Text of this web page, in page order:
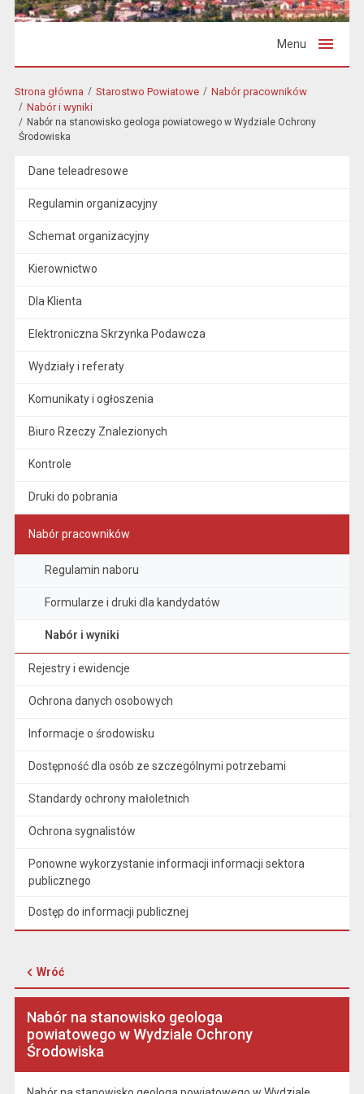
Menu
Strona główna Starostwo Powiatowe
Nabór pracowników
Nabór i wyniki
Nabór na stanowisko geologa powiatowego w Wydziale Ochrony
Środowiska
Dane teleadresowe
Regulamin organizacyjny
Schemat organizacyjny
Kierownictwo
Dla Klienta
Elektroniczna Skrzynka Podawcza
Wydziały i referaty
Komunikaty i ogłoszenia
Biuro Rzeczy Znalezionych
Kontrole
Druki do pobrania
Nabór pracowników
Regulamin naboru
Formularze i druki dla kandydatów
Nabór i wyniki
Rejestry i ewidencje
Ochrona danych osobowych
Informacje o środowisku
Dostępność dla osób ze szczególnymi potrzebami
Standardy ochrony małoletnich
Ochrona sygnalistów
Ponowne wykorzystanie informacji informacji sektora
publicznego
Dostęp do informacji publicznej
Wróć
Nabór na stanowisko geologa
powiatowego w Wydziale Ochrony
Środowiska